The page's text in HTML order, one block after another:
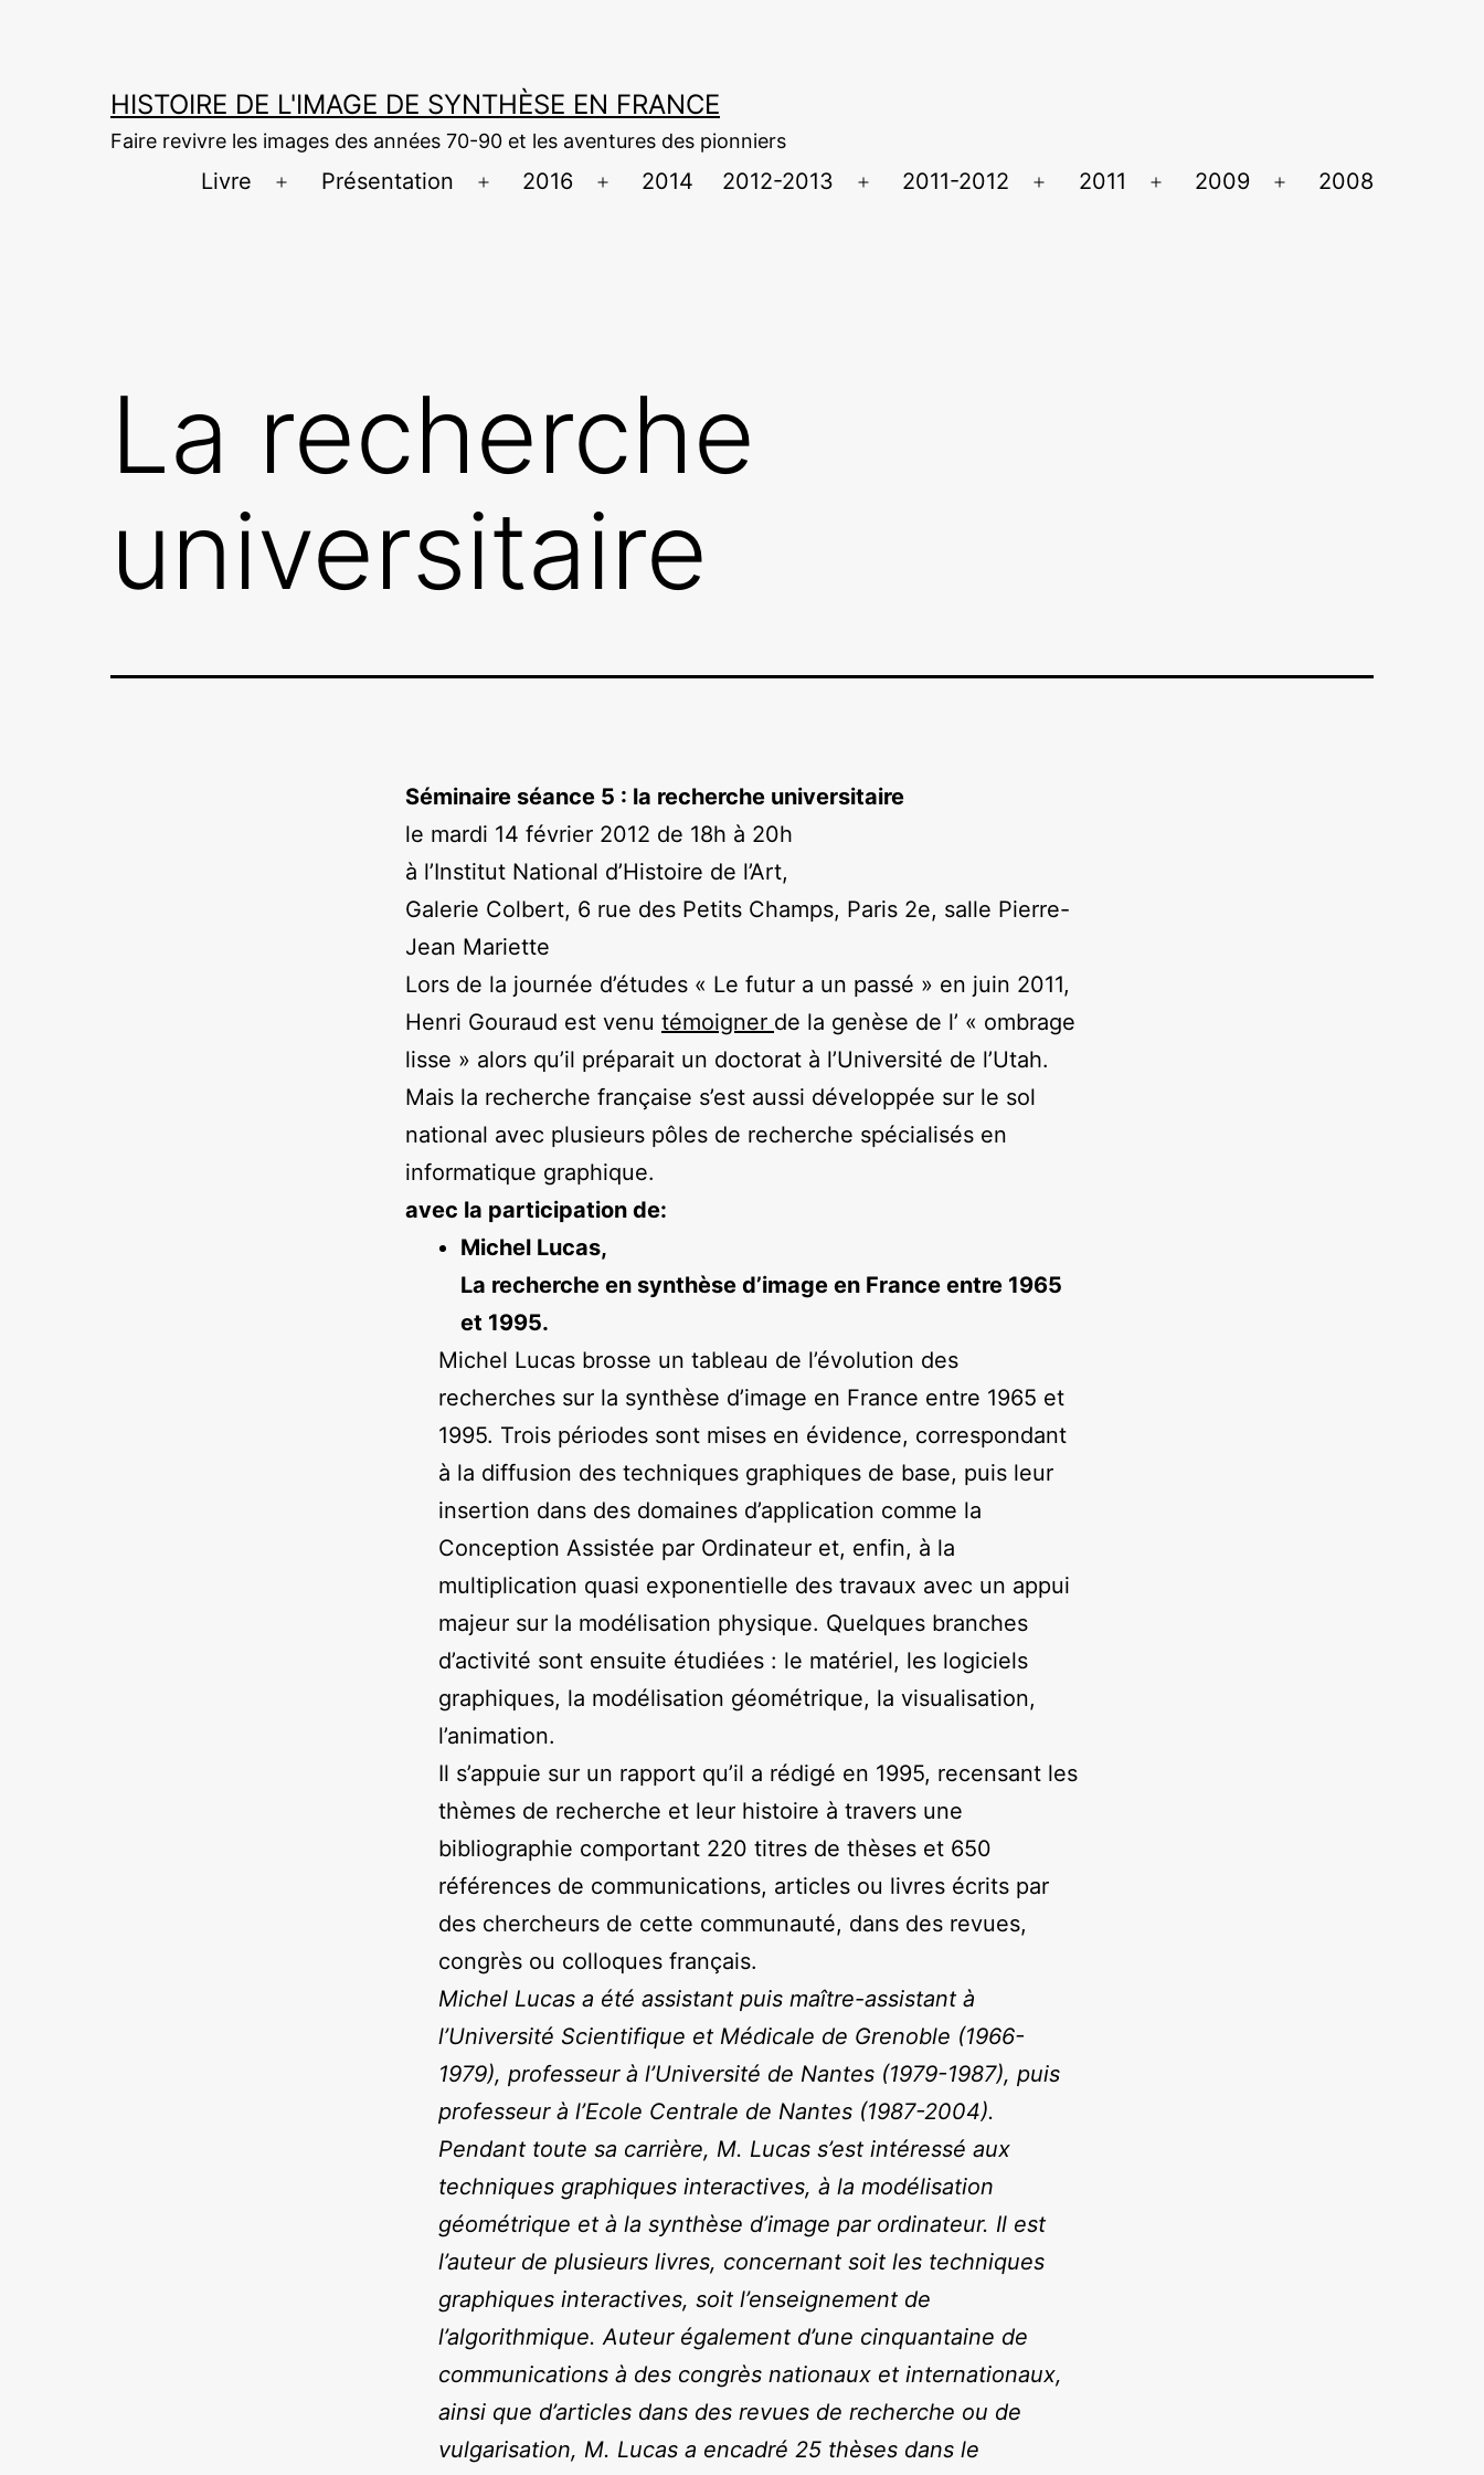
HISTOIRE DE L'IMAGE DE SYNTHÈSE EN FRANCE
Faire revivre les images des années 70-90 et les aventures des pionniers
Livre
Ouvrir
Présentation
Ouvrir
2016
Ouvrir
2014 2012-2013
Ouvrir
2011-2012
Ouvrir
2011
Ouvrir
2009
Ouvrir
2008
La recherche
universitaire
Séminaire séance 5 : la recherche universitaire
le mardi 14 février 2012 de 18h à 20h
à l’Institut National d’Histoire de l’Art,
Galerie Colbert, 6 rue des Petits Champs, Paris 2e, salle Pierre-
Jean Mariette
Lors de la journée d’études « Le futur a un passé » en juin 2011,
Henri Gouraud est venu témoigner de la genèse de l’ « ombrage
lisse » alors qu’il préparait un doctorat à l’Université de l’Utah.
Mais la recherche française s’est aussi développée sur le sol
national avec plusieurs pôles de recherche spécialisés en
informatique graphique.
avec la participation de:
Michel Lucas,
La recherche en synthèse d’image en France entre 1965
et 1995.
Michel Lucas brosse un tableau de l’évolution des
recherches sur la synthèse d’image en France entre 1965 et
1995. Trois périodes sont mises en évidence, correspondant
à la diffusion des techniques graphiques de base, puis leur
insertion dans des domaines d’application comme la
Conception Assistée par Ordinateur et, enfin, à la
multiplication quasi exponentielle des travaux avec un appui
majeur sur la modélisation physique. Quelques branches
d’activité sont ensuite étudiées : le matériel, les logiciels
graphiques, la modélisation géométrique, la visualisation,
l’animation.
Il s’appuie sur un rapport qu’il a rédigé en 1995, recensant les
thèmes de recherche et leur histoire à travers une
bibliographie comportant 220 titres de thèses et 650
références de communications, articles ou livres écrits par
des chercheurs de cette communauté, dans des revues,
congrès ou colloques français.
Michel Lucas a été assistant puis maître-assistant à
l’Université Scientifique et Médicale de Grenoble (1966-
1979), professeur à l’Université de Nantes (1979-1987), puis
professeur à l’Ecole Centrale de Nantes (1987-2004).
Pendant toute sa carrière, M. Lucas s’est intéressé aux
techniques graphiques interactives, à la modélisation
géométrique et à la synthèse d’image par ordinateur. Il est
l’auteur de plusieurs livres, concernant soit les techniques
graphiques interactives, soit l’enseignement de
l’algorithmique. Auteur également d’une cinquantaine de
communications à des congrès nationaux et internationaux,
ainsi que d’articles dans des revues de recherche ou de
vulgarisation, M. Lucas a encadré 25 thèses dans le